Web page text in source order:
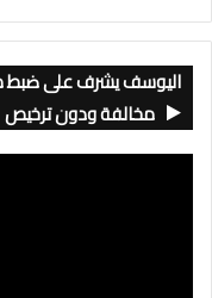
اليوسف يشرف على ضبط
مخالفة ودون ترخيص